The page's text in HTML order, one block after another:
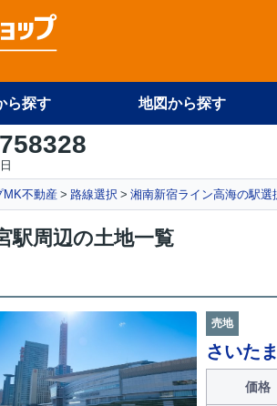
ら探す 地図から探す
MK不動産 路線選択 湘南新宿ライン高海の駅選
駅周辺の土地一覧
売地
さいた
価格